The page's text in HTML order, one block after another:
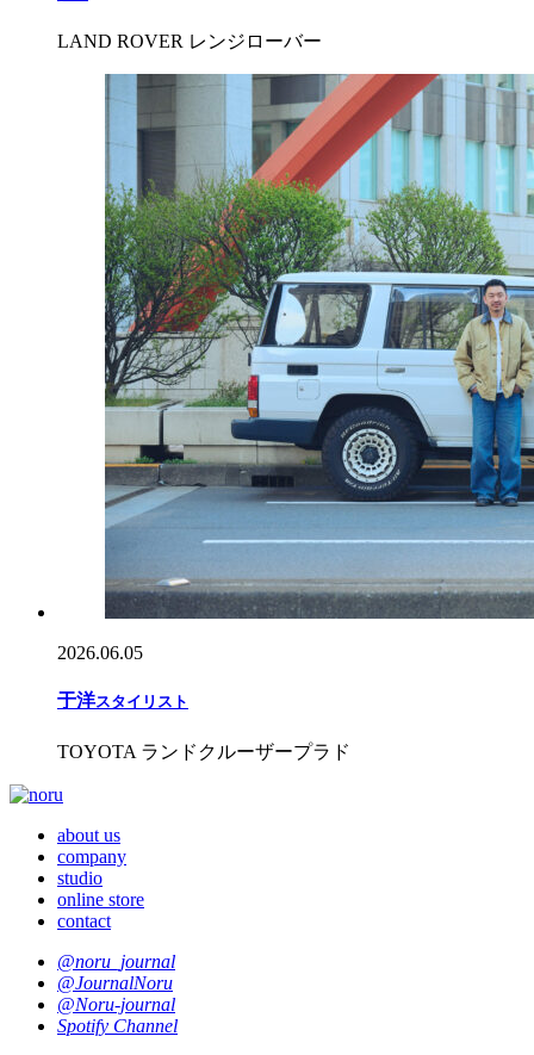
LAND ROVER レンジローバー
2026.06.05
于洋スタイリスト
TOYOTA ランドクルーザープラド
about us
company
studio
online store
contact
@noru_journal
@JournalNoru
@Noru-journal
Spotify Channel